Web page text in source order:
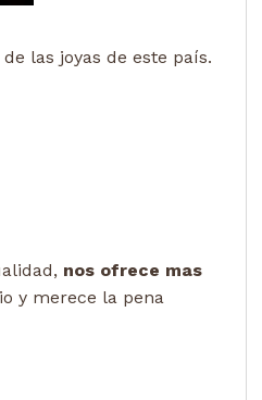
las joyas de este país.
nos ofrece mas
y merece la pena